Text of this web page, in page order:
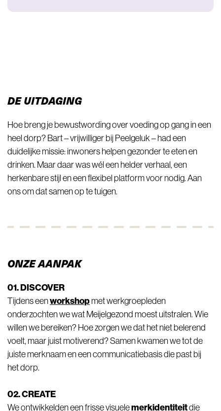
DE UITDAGING
Hoe breng je bewustwording over voeding op gang in een
heel dorp? Bart – vrijwilliger bij Peelgeluk – had een
duidelijke missie: inwoners helpen gezonder te eten en
drinken. Maar daar was wél een helder verhaal, een
herkenbare stijl en een flexibel platform voor nodig. Aan
ons om dat samen op te tuigen.
ONZE AANPAK
01. DISCOVER
Tijdens eenworkshop met werkgroepleden
onderzochten we wat Meijelgezond moest uitstralen. Wie
willen we bereiken? Hoe zorgen we dat het niet belerend
voelt, maar juist motiverend? Samen kwamen we tot de
juiste merknaam en een communicatiebasis die past bij
het dorp.
02. CREATE
We ontwikkelden een frisse visuelemerkidentiteitdie